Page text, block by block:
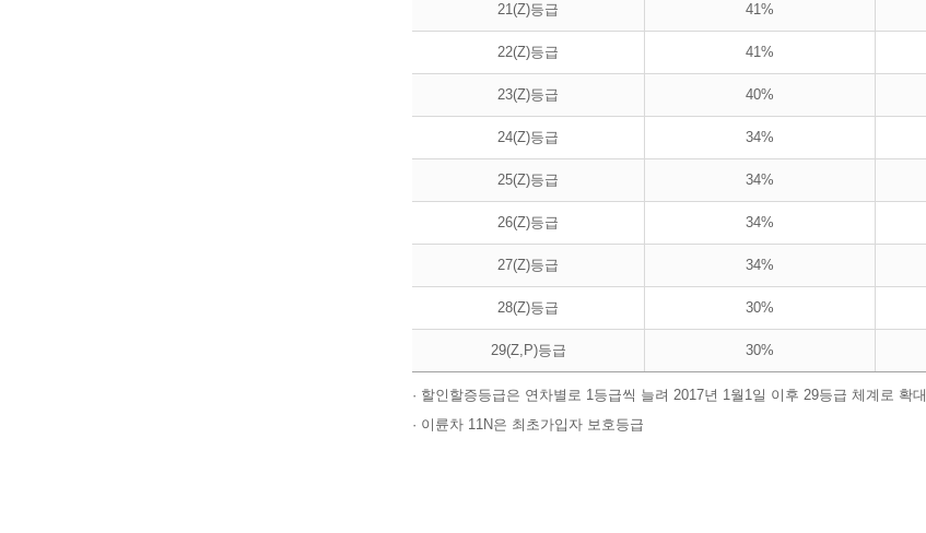
21(Z)등급 41%
22(Z)등급 41%
23(Z)등급 40%
24(Z)등급 34%
25(Z)등급 34%
26(Z)등급 34%
27(Z)등급 34%
28(Z)등급 30%
29(Z,P)등급 30%
· 할인할증등급은 연차별로 1등급씩 늘려 2017년 1월1일 이후 29등급 체계로 확대
· 이륜차 11N은 최초가입자 보호등급